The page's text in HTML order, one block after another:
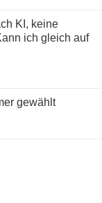
ich gleich auf
gewählt